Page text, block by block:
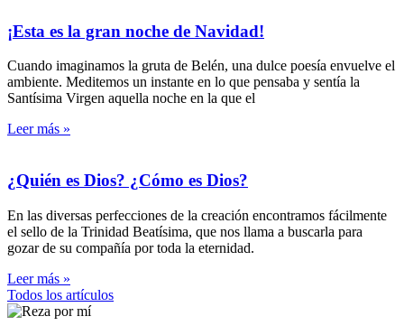
¡Esta es la gran noche de Navidad!
Cuando imaginamos la gruta de Belén, una dulce poesía envuelve el
ambiente. Meditemos un instante en lo que pensaba y sentía la
Santísima Virgen aquella noche en la que el
Leer más »
¿Quién es Dios? ¿Cómo es Dios?
En las diversas perfecciones de la creación encontramos fácilmente
el sello de la Trinidad Beatísima, que nos llama a buscarla para
gozar de su compañía por toda la eternidad.
Leer más »
Todos los artículos